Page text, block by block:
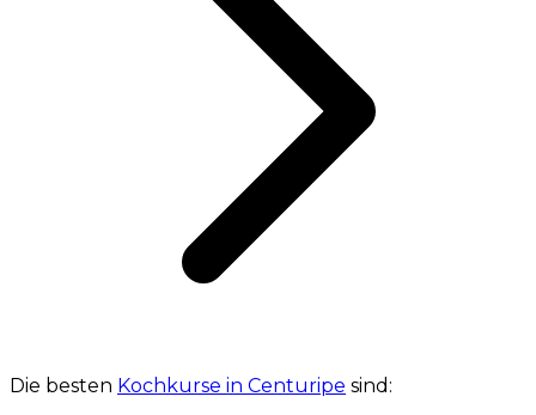
Die besten Kochkurse in Centuripe sind: